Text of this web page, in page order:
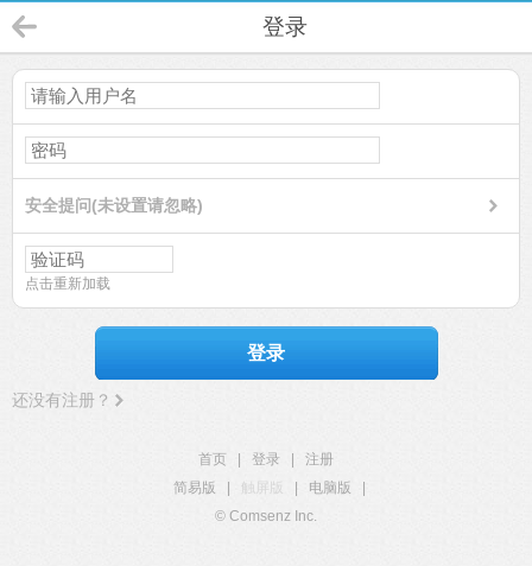
登录
安全提问(未设置请忽略)
点击重新加载
登录
还没有注册？
首页 登录
注册
简易版
触屏版 电脑版
© Comsenz Inc.